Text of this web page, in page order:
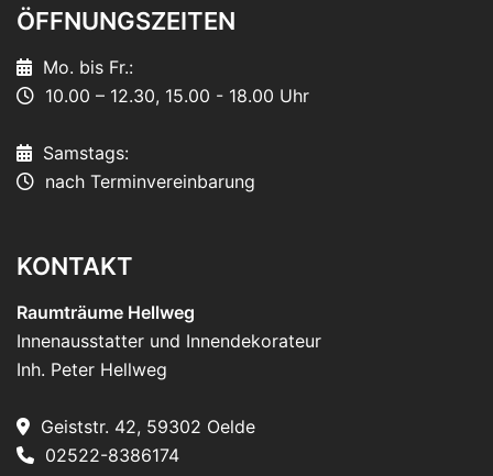
ÖFFNUNGSZEITEN
Mo. bis Fr.:
10.00 – 12.30, 15.00 - 18.00 Uhr
Samstags:
nach Terminvereinbarung
KONTAKT
Raumträume Hellweg
Innenausstatter und Innendekorateur
Inh. Peter Hellweg
Geiststr. 42, 59302 Oelde
02522-8386174